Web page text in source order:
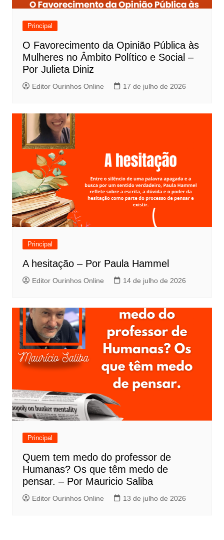
Principal
O Favorecimento da Opinião Pública às
Mulheres no Âmbito Político e Social –
Por Julieta Diniz
Editor Ourinhos Online 17 de julho de 2026
Principal
A hesitação – Por Paula Hammel
Editor Ourinhos Online 14 de julho de 2026
Principal
Quem tem medo do professor de
Humanas? Os que têm medo de
pensar. – Por Mauricio Saliba
Editor Ourinhos Online 13 de julho de 2026